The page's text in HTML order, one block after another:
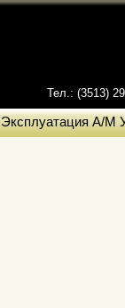
Тел.: (3513)
Эксплуатация А/М